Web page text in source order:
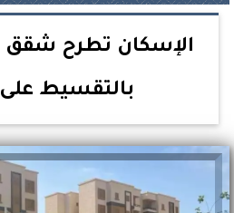
بالتقسيط على 15 سنة